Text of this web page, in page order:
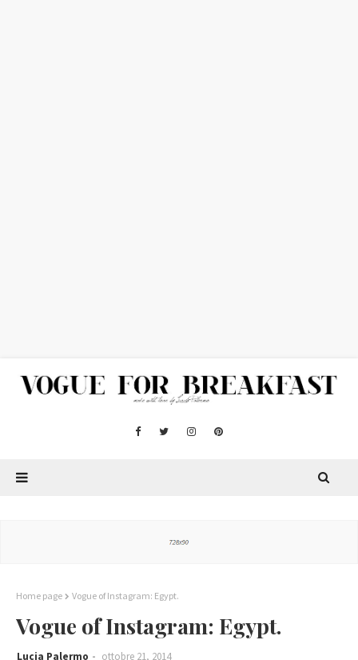
Home page Vogue of Instagram: Egypt.
Vogue of Instagram: Egypt.
Lucia Palermo ottobre 21, 2014